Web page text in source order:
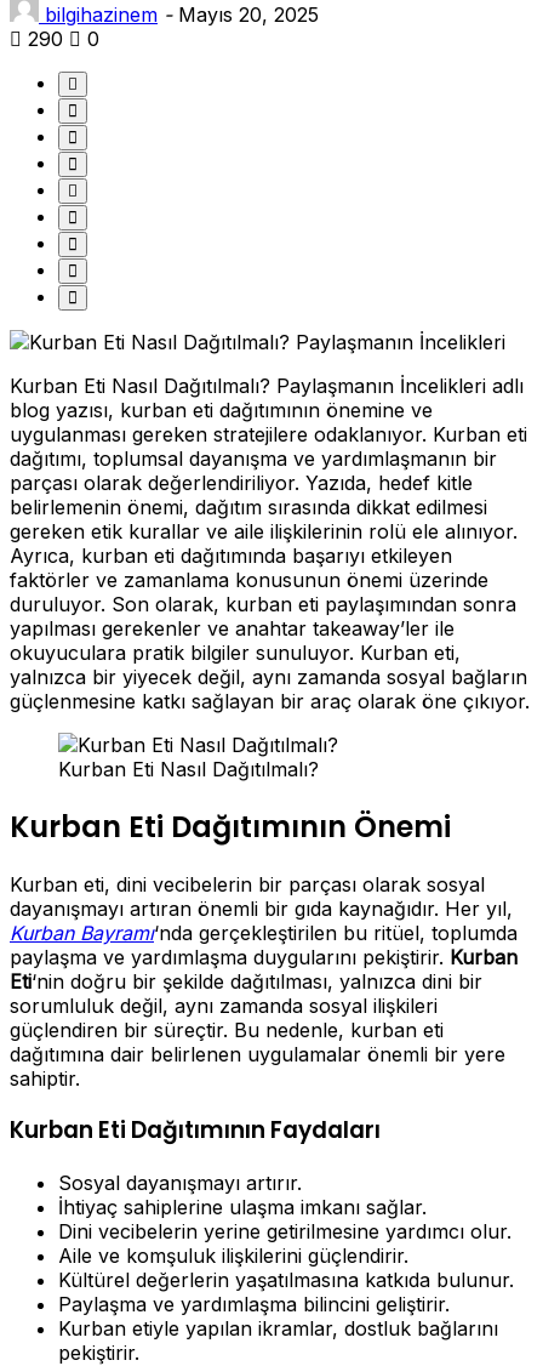
bilgihazinem - Mayıs 20, 2025
290
0
Kurban Eti Nasıl Dağıtılmalı? Paylaşmanın İncelikleri adlı
blog yazısı, kurban eti dağıtımının önemine ve
uygulanması gereken stratejilere odaklanıyor. Kurban eti
dağıtımı, toplumsal dayanışma ve yardımlaşmanın bir
parçası olarak değerlendiriliyor. Yazıda, hedef kitle
belirlemenin önemi, dağıtım sırasında dikkat edilmesi
gereken etik kurallar ve aile ilişkilerinin rolü ele alınıyor.
Ayrıca, kurban eti dağıtımında başarıyı etkileyen
faktörler ve zamanlama konusunun önemi üzerinde
duruluyor. Son olarak, kurban eti paylaşımından sonra
yapılması gerekenler ve anahtar takeaway’ler ile
okuyuculara pratik bilgiler sunuluyor. Kurban eti,
yalnızca bir yiyecek değil, aynı zamanda sosyal bağların
güçlenmesine katkı sağlayan bir araç olarak öne çıkıyor.
Kurban Eti Nasıl Dağıtılmalı?
Kurban Eti Dağıtımının Önemi
Kurban eti, dini vecibelerin bir parçası olarak sosyal
dayanışmayı artıran önemli bir gıda kaynağıdır. Her yıl,
Kurban Bayramı‘nda gerçekleştirilen bu ritüel, toplumda
paylaşma ve yardımlaşma duygularını pekiştirir. Kurban
Eti‘nin doğru bir şekilde dağıtılması, yalnızca dini bir
sorumluluk değil, aynı zamanda sosyal ilişkileri
güçlendiren bir süreçtir. Bu nedenle, kurban eti
dağıtımına dair belirlenen uygulamalar önemli bir yere
sahiptir.
Kurban Eti Dağıtımının Faydaları
Sosyal dayanışmayı artırır.
İhtiyaç sahiplerine ulaşma imkanı sağlar.
Dini vecibelerin yerine getirilmesine yardımcı olur.
Aile ve komşuluk ilişkilerini güçlendirir.
Kültürel değerlerin yaşatılmasına katkıda bulunur.
Paylaşma ve yardımlaşma bilincini geliştirir.
Kurban etiyle yapılan ikramlar, dostluk bağlarını
pekiştirir.